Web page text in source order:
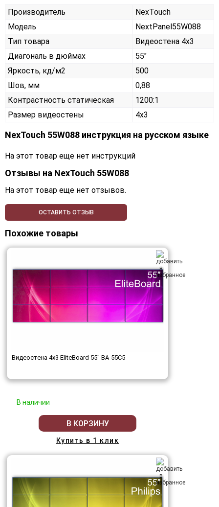
Производитель
NexTouch
Модель
NextPanel55W088
Тип товара
Видеостена 4х3
Диагональ в дюймах
55"
Яркость, кд/м2
500
Шов, мм
0,88
Контрастность статическая
1200:1
Размер видеостены
4x3
NexTouch 55W088 инструкция на русском языке
На этот товар еще нет инструкций
Отзывы на NexTouch 55W088
На этот товар еще нет отзывов.
ОСТАВИТЬ ОТЗЫВ
Похожие товары
Видеостена 4x3 EliteBoard 55" BA-55C5
В наличии
В КОРЗИНУ
Купить в 1 клик